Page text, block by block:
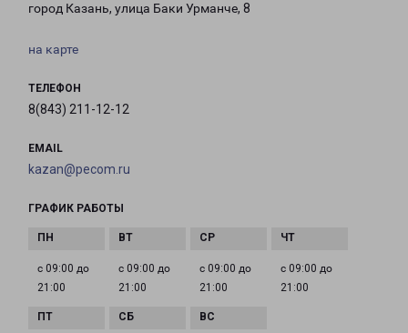
город Казань, улица Баки Урманче, 8
на карте
ТЕЛЕФОН
8(843) 211-12-12
EMAIL
kazan@pecom.ru
ГРАФИК РАБОТЫ
с 09:00 до
21:00
с 09:00 до
21:00
с 09:00 до
21:00
с 09:00 до
21:00